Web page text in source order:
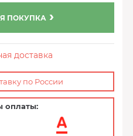
ПОКУПКА
доставка
по России
оплаты: